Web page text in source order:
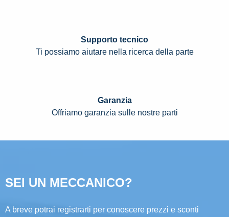
Supporto tecnico
Ti possiamo aiutare nella ricerca della parte
Garanzia
Offriamo garanzia sulle nostre parti
SEI UN MECCANICO?
A breve potrai registrarti per conoscere prezzi e sconti